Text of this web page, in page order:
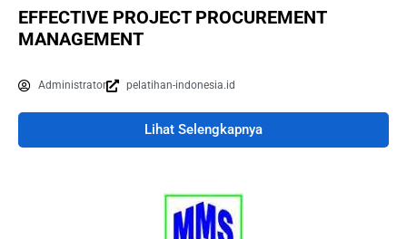
EFFECTIVE PROJECT PROCUREMENT
MANAGEMENT
Administrator pelatihan-indonesia.id
Lihat Selengkapnya